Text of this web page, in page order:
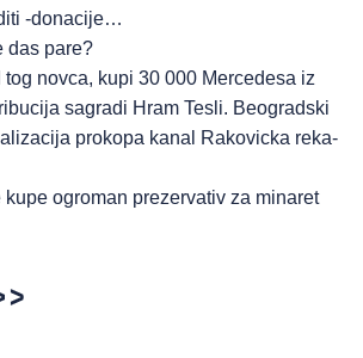
-donacije…
das pare?
tog novca, kupi 30 000 Mercedesa iz
sagradi Hram Tesli. Beogradski
prokopa kanal Rakovicka reka-
kupe ogroman prezervativ za minaret